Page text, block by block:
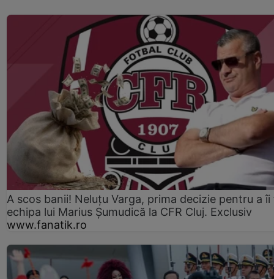
A scos banii! Neluțu Varga, prima decizie pentru a îi
echipa lui Marius Șumudică la CFR Cluj. Exclusiv
www.fanatik.ro